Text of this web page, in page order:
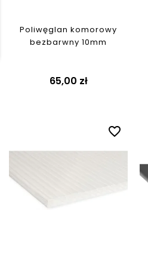
Poliwęglan komorowy
bezbarwny 10mm
65,00 zł
favorite_border